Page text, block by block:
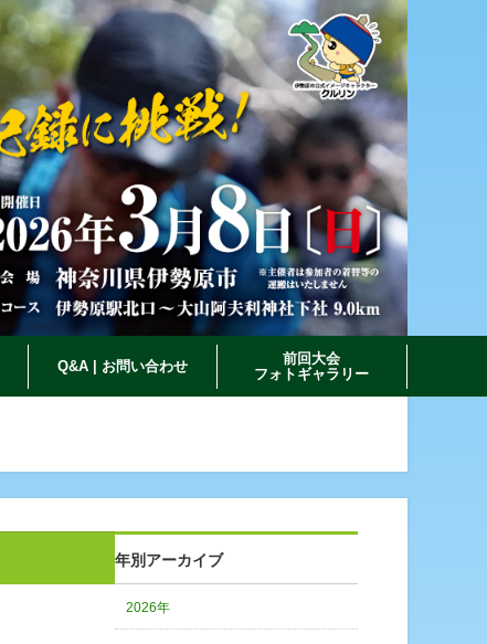
Q&A | お問い合わせ
前回大会
フォトギャラリー
年別アーカイブ
2026年